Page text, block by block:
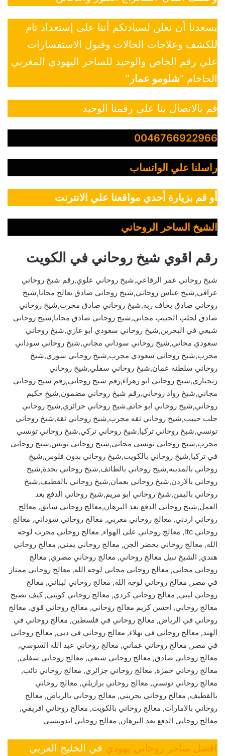
يسعدنا أن نعلن لسيادتكم أننا على إستعداد تام
للكشف وعلاجات الحالات وقبول الاستفسارات
علي رقم الخاص والوحيد للساحر اليهودي المغربي
الحاخام “شلومو عمار ”
قم بالاتصال بنا علي رقمنا الوحيد
0046766922966
راسلنا علي الواتساب
أو قم بزيارة أحدي مواقعنا علي الانترنت
الشيخ الساحر الروحاني
رقم اقوي شيخ روحاني في الكويت
شيخ روحاني عمر الرفاعي,شيخ روحاني علوي,رقم شيخ روحاني
عراقي,شيخ عباس روحاني,شيخ روحاني صادق يعالج مجانا,شيخ
روحاني صادق يخاف ربه,شيخ روحاني صادق مجرب,شيخ روحاني
صادق لجلب الحبيب مجاني,شيخ روحاني صادق مجانا,شيخ روحاني
شيعي في البحرين,شيخ روحاني سعودي ابو غازي,شيخ روحاني
سعودي مجاني,شيخ روحاني سوداني مجاني,شيخ روحاني سوداني
مجرب,شيخ روحاني سعودي مجرب,شيخ روحاني سوري,شيخ
روحاني سلطنة عمان,شيخ روحاني سفلي,شيخ روحاني
زنجباري,شيخ روحاني ابو زهراء,رقم شيخ روحاني,رقم شيخ روحاني
مجاني,شيخ رواد روحاني,رقم شيخ روحاني مضمون,شيخ حكيم
روحاني,شيخ روحاني ابو حاتم,شيخ روحاني جزائري,شيخ روحاني
جلب حبيب,شيخ روحاني ثقه مجرب,شيخ روحاني ثقة,شيخ روحاني
تونسي,شيخ روحاني تركيا,شيخ روحاني تركي,شيخ روحاني تونسي
مجرب,شيخ روحاني تونسي مجاني,شيخ روحاني تونس,شيخ روحاني
في تركيا,شيخ روحاني بالكويت,شيخ روحاني بدون فلوس,شيخ
روحاني بالمدينه,شيخ روحاني بالطائف,شيخ روحاني بجدة,شيخ
روحاني بالاردن,شيخ روحاني بعمان,شيخ روحاني بالقطيف,شيخ
روحاني باليمن,شيخ روحاني ابو مريم,شيخ روحاني الدفع بعد
العمل,شيخ روحاني الدفع بعد البرهان,معالج روحاني سابق, معالج
روحاني اردني, معالج روحاني مغربي, معالج روحاني سوداني, معالج
روحاني ltc, معالج روحاني على الهواء, معالج روحاني مجرب لوجه
الله, معالج روحاني يحضر الجن, معالج روحاني يمني, معالج روحاني
هندي, الشيخ نبيل معالج روحاني, معالج روحاني مصري, معالج
روحاني مجاني, معالج روحاني مجاني لوجه الله, معالج روحاني ممتاز
في مصر, معالج روحاني لوجه الله, معالج روحاني لبناني, معالج
روحاني ليبي, معالج روحاني كردي, معالج روحاني كويتي, كيف تصبح
معالج روحاني, احسن كريم معالج روحاني, معالج روحاني قوي, معالج
روحاني في الرياض, معالج روحاني في فلسطين, معالج روحاني في
الهند, معالج روحاني في بهلاء, معالج روحاني في دبي, معالج روحاني
في مصر, معالج روحاني عماني, معالج روحاني عبد الله السوسي,
معالج روحاني صادق, معالج روحاني شيعي, معالج روحاني سفلي,
معالج روحاني حمزة, معالج روحاني جزائري, معالج روحاني تائب,
معالج روحاني تونسي, معالج روحاني برازيلي, معالج روحاني
بالقطيف, معالج روحاني بحريني, معالج روحاني بالرياض, معالج
روحاني بالامارات, معالج روحاني بالكويت, معالج روحاني افريقي,
معالج روحاني الدفع بعد البرهان, معالج روحاني اندونيسي
افضل ساحر روحاني يهودي في الخليج العربي